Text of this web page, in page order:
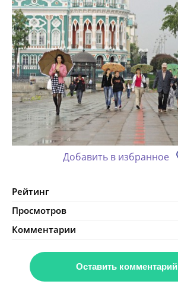
Добавить в избранное
Рейтинг
Просмотров
Комментарии
Оставить комментарий